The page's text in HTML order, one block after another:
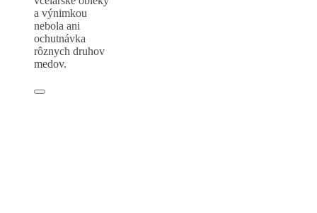
a výnimkou
nebola ani
ochutnávka
rôznych druhov
medov.